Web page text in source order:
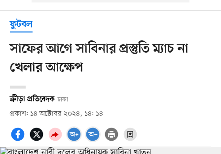
ফুটবল
সাফের আগে সাবিনার প্রস্তুতি ম্যাচ না
খেলার আক্ষেপ
ক্রীড়া প্রতিবেদক ঢাকা
প্রকাশ: ১৪ অক্টোবর ২০২৪, ১৪: ১৪